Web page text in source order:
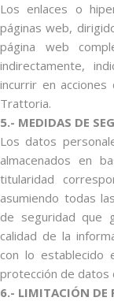
Los enlaces o
páginas web,
página web
indirectamente,
incurrir en
Trattoria.
5.- MEDIDAS DE
Los datos
almacenados en
titularidad
asumiendo todas
de seguridad que
calidad de la
con lo establecido
protección de datos
6.- LIMITACIÓN DE